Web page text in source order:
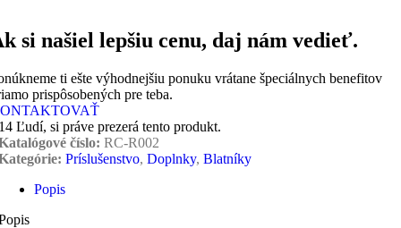
si našiel lepšiu cenu, daj nám vedieť.
ti ešte výhodnejšiu ponuku vrátane špeciálnych benefitov
prispôsobených pre teba.
Ľudí, si práve prezerá tento produkt.
číslo: RC-R002
Príslušenstvo, Doplnky, Blatníky
Popis